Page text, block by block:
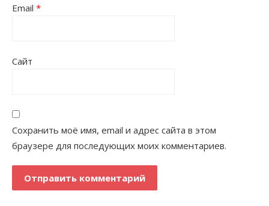
Email *
Сайт
Сохранить моё имя, email и адрес сайта в этом
браузере для последующих моих комментариев.